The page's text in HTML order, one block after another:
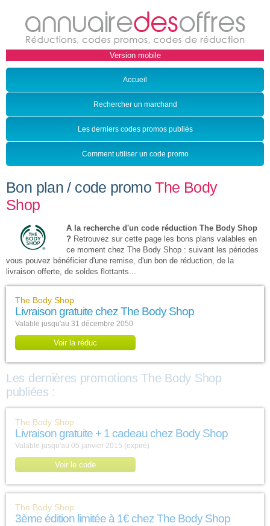
Accueil
Rechercher un marchand
Les derniers codes promos publiés
Comment utiliser un code promo
Bon plan / code promoThe Body
Shop
A la recherche d'un code réduction The Body Shop
? Retrouvez sur cette page les bons plans valables en
ce moment chez The Body Shop : suivant les périodes
vous pouvez bénéficier d'une remise, d'un bon de réduction, de la
livraison offerte, de soldes flottants...
The Body Shop
Livraison gratuite chez The Body Shop
Valable jusqu'au 31 décembre 2050
Voir la réduc
Les dernières promotions The Body Shop
publiées :
The Body Shop
Livraison gratuite + 1 cadeau chez Body Shop
Valable jusqu'au 05 janvier 2015 (expiré)
Voir le code
The Body Shop
3ème édition limitée à 1€ chez The Body Shop